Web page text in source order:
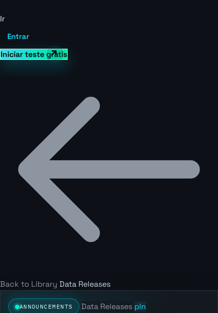
Ir
Entrar
Iniciar teste grátis
Back to Library Data Releases
ANNOUNCEMENTS Data Releases pln